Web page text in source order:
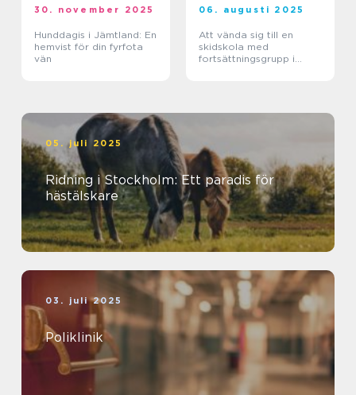
30. november 2025
Hunddagis i Jämtland: En
hemvist för din fyrfota
vän
06. augusti 2025
Att vända sig till en
skidskola med
fortsättningsgrupp i
05. juli 2025
Ridning i Stockholm: Ett paradis för
hästälskare
03. juli 2025
Poliklinik